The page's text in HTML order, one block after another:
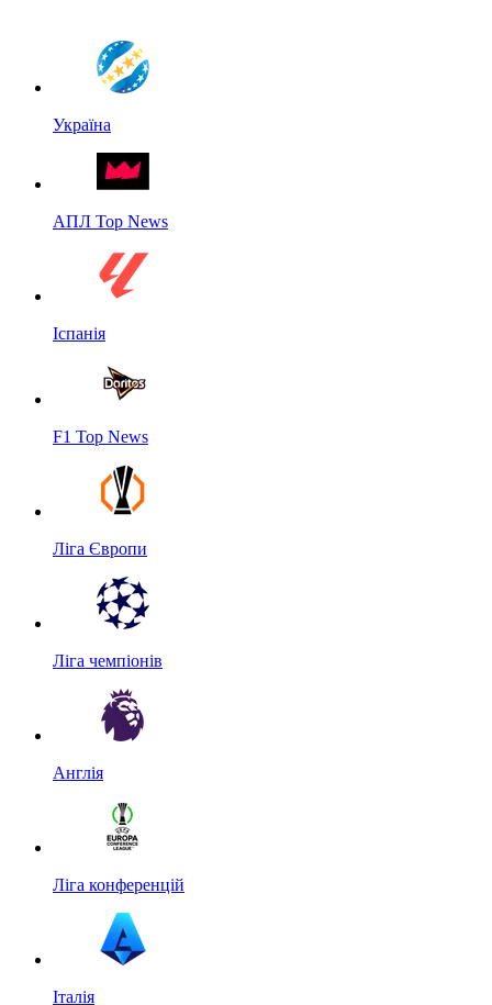
Україна
АПЛ Top News
Іспанія
F1 Top News
Ліга Європи
Ліга чемпіонів
Англія
Ліга конференцій
Італія